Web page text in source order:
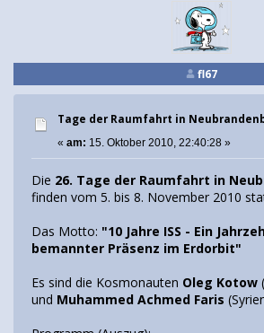
fl67
Tage der Raumfahrt in
« am: 15. Oktober 2010, 22:40:28 »
Die 26. Tage der Raumfahrt in
finden vom 5. bis 8. November 2010
Das Motto: "10 Jahre ISS - Ein
bemannter Präsenz im Erdorbit"
Es sind die Kosmonauten Oleg Kotow
und Muhammed Achmed Faris